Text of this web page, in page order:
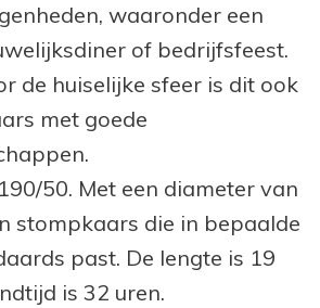
waaronder een
of bedrijfsfeest.
de huiselijke sfeer is dit ook
met goede
50. Met een diameter van
stompkaars die in bepaalde
past. De lengte is 19
is 32 uren.